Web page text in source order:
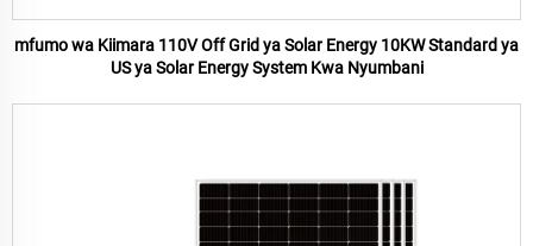
mfumo wa Kiimara 110V Off Grid ya Solar Energy 10KW Standard ya
US ya Solar Energy System Kwa Nyumbani